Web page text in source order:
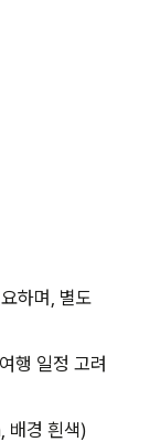
하며, 별도
행 일정 고려
배경 흰색)